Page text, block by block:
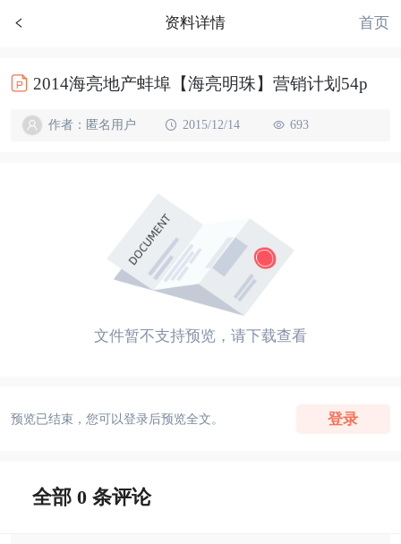
资料详情 首页
2014海亮地产蚌埠【海亮明珠】营销计划54p
作者：匿名用户 2015/12/14 693
文件暂不支持预览，请下载查看
预览已结束，您可以登录后预览全文。 登录
全部 0 条评论